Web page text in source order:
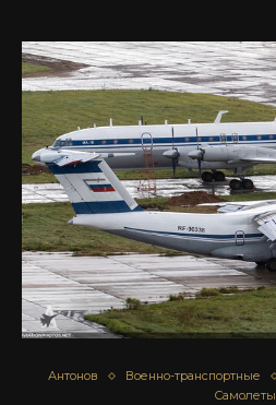
Антонов Военно-транспортные
Самолеты